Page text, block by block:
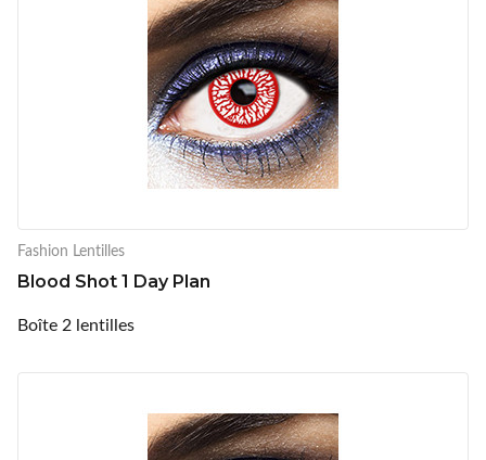
Fashion Lentilles
Blood Shot 1 Day Plan
Boîte 2 lentilles